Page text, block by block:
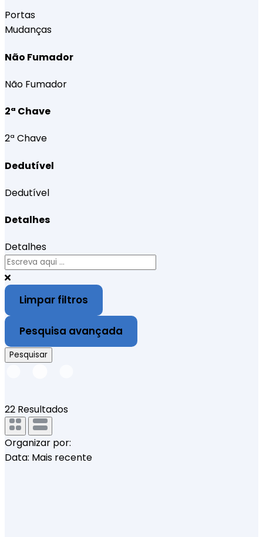
Portas
Mudanças
Não Fumador
Não Fumador
2ª Chave
2ª Chave
Dedutível
Dedutível
Detalhes
Detalhes
Limpar filtros
Pesquisa avançada
Pesquisar
22 Resultados
Organizar por:
Data: Mais recente